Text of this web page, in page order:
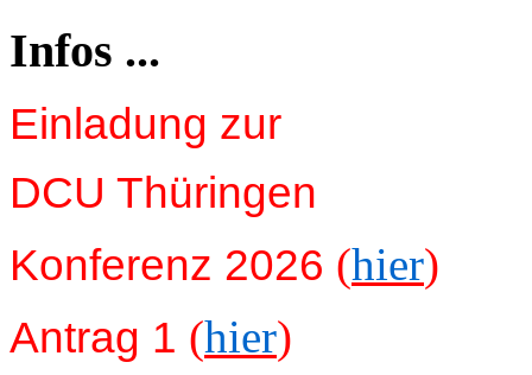
Infos ...
Einladung zur
DCU Thüringen
Konferenz 2026 (hier)
Antrag 1 (hier)